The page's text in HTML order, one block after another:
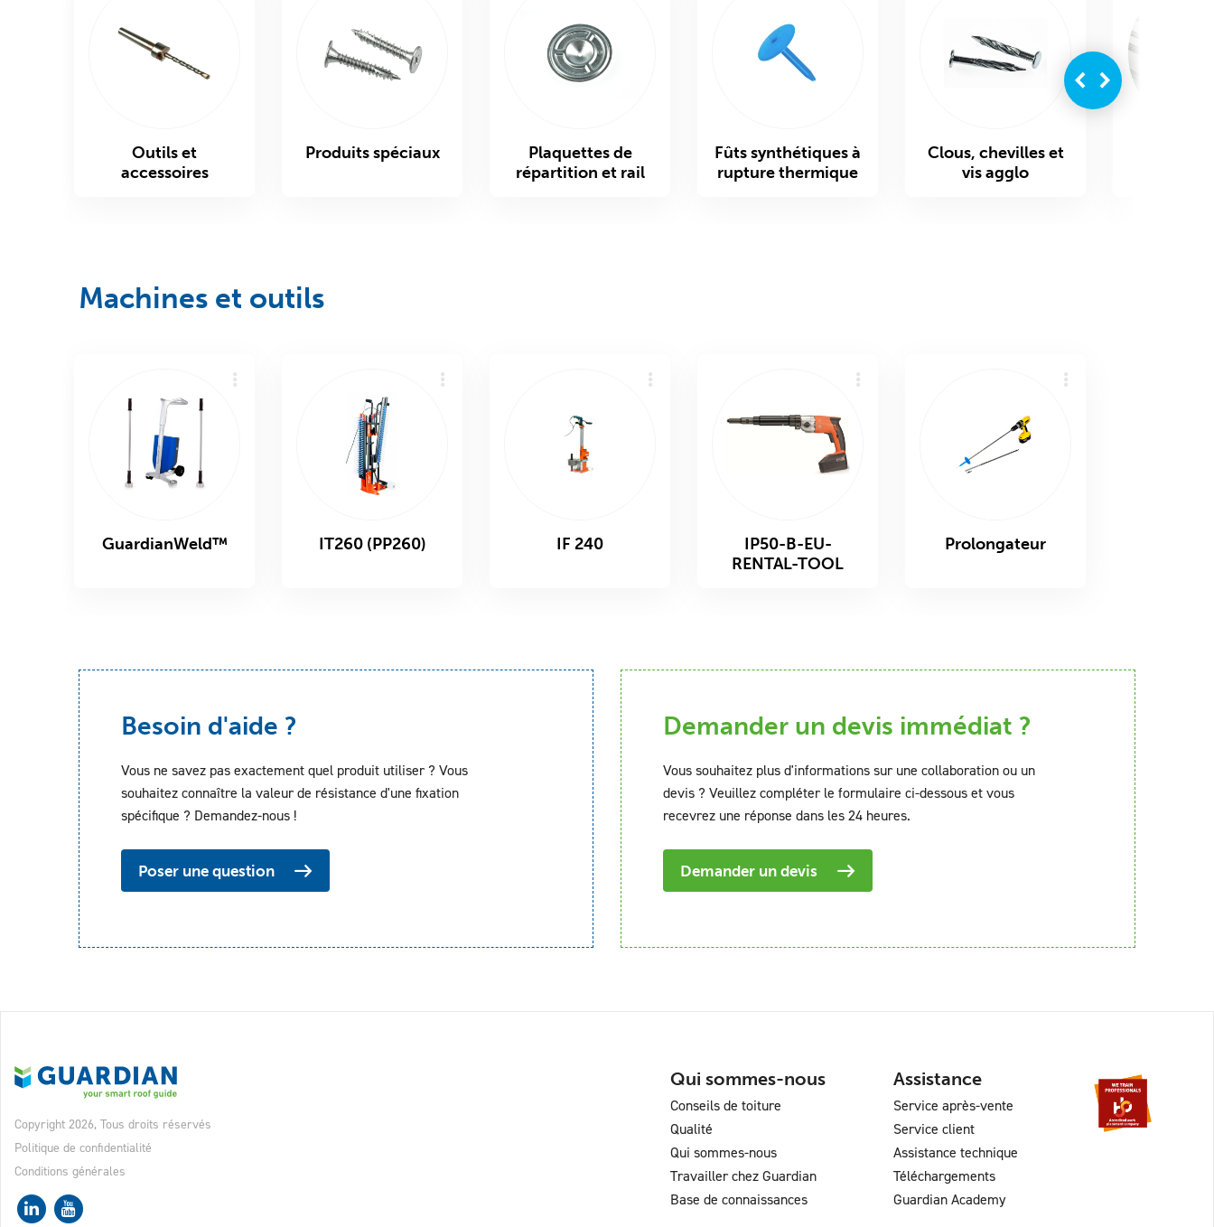
Outils et
accessoires
Produits spéciaux
Plaquettes de
répartition et rail
Fûts synthétiques à
rupture thermique
Clous, chevilles et
vis agglo
Machines et outils
GuardianWeld™ IT260 (PP260) IF 240
IP50-B-EU-
RENTAL-TOOL
Prolongateur
Besoin d'aide ?
Vous ne savez pas exactement quel produit utiliser ? Vous
souhaitez connaître la valeur de résistance d'une fixation
spécifique ? Demandez-nous !
Poser une question
Demander un devis immédiat ?
Vous souhaitez plus d'informations sur une collaboration ou un
devis ? Veuillez compléter le formulaire ci-dessous et vous
recevrez une réponse dans les 24 heures.
Demander un devis
Copyright 2026, Tous droits réservés
Politique de confidentialité
Conditions générales
Qui sommes-nous
Conseils de toiture
Qualité
Qui sommes-nous
Travailler chez Guardian
Base de connaissances
Assistance
Service après-vente
Service client
Assistance technique
Téléchargements
Guardian Academy